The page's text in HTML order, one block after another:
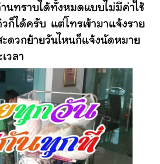
นทราบได้ทั้งหมดแบบไม่มีค่าใช้
ก็ได้ครับ แต่โทรเข้ามาแจ้งราย
ดวกย้ายวันไหนก็แจ้งนัดหมาย
วลา